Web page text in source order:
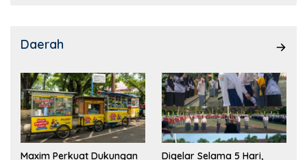
Daerah
Maxim Perkuat Dukungan
Digelar Selama 5 Hari,